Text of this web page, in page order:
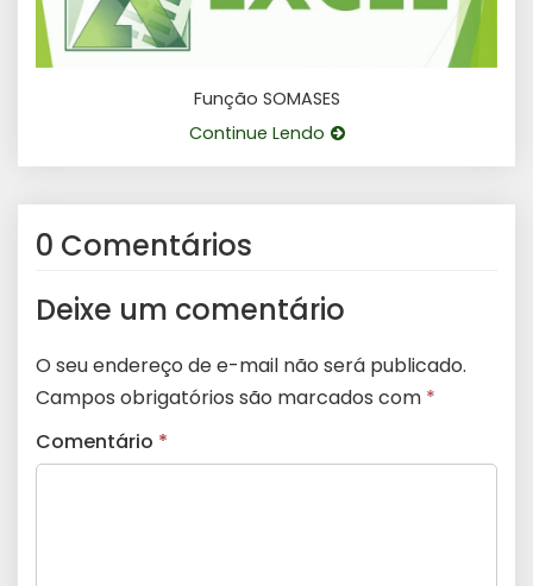
Função SOMASES
Continue Lendo
0 Comentários
Deixe um comentário
O seu endereço de e-mail não será publicado.
Campos obrigatórios são marcados com *
Comentário *